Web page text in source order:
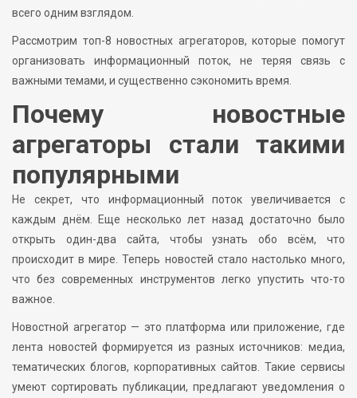
всего одним взглядом.
Рассмотрим топ-8 новостных агрегаторов, которые помогут
организовать информационный поток, не теряя связь с
важными темами, и существенно сэкономить время.
Почему новостные
агрегаторы стали такими
популярными
Не секрет, что информационный поток увеличивается с
каждым днём. Еще несколько лет назад достаточно было
открыть один-два сайта, чтобы узнать обо всём, что
происходит в мире. Теперь новостей стало настолько много,
что без современных инструментов легко упустить что-то
важное.
Новостной агрегатор — это платформа или приложение, где
лента новостей формируется из разных источников: медиа,
тематических блогов, корпоративных сайтов. Такие сервисы
умеют сортировать публикации, предлагают уведомления о